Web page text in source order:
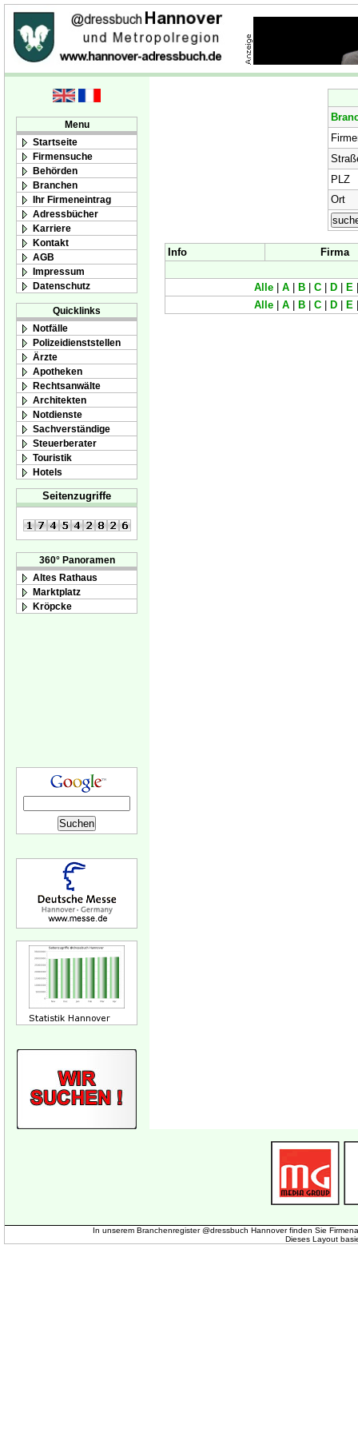
Menu
Startseite
Firmensuche
Behörden
Branchen
Ihr Firmeneintrag
Adressbücher
Karriere
Kontakt
AGB
Impressum
Datenschutz
Quicklinks
Notfälle
Polizeidienststellen
Ärzte
Apotheken
Rechtsanwälte
Architekten
Notdienste
Sachverständige
Steuerberater
Touristik
Hotels
Seitenzugriffe
360° Panoramen
Altes Rathaus
Marktplatz
Kröpcke
PLZ
Ort
Info Firma
Alle A B C D E
Alle
A B C D E
In unserem Branchenregister @dressbuch Hannover finden Sie
Dieses Layout